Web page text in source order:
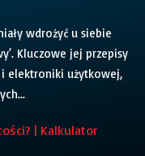
wdrożyć u siebie
Kluczowe jej przepisy
i elektroniki użytkowej,
| Kalkulator